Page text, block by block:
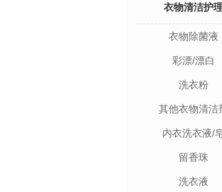
衣物清洁护
衣物除菌液
彩漂/漂白
洗衣粉
其他衣物清洁
内衣洗衣液/
留香珠
洗衣液